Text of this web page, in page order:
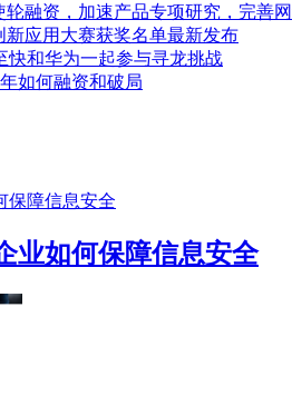
轮融资，加速产品专项研究，完善
新应用大赛获奖名单最新发布
快和华为一起参与寻龙挑战
如何融资和破局
业如何保障信息安全